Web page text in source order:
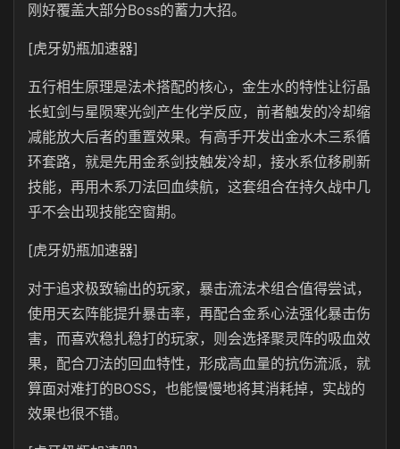
刚好覆盖大部分Boss的蓄力大招。
[虎牙奶瓶加速器]
五行相生原理是法术搭配的核心，金生水的特性让衍晶
长虹剑与星陨寒光剑产生化学反应，前者触发的冷却缩
减能放大后者的重置效果。有高手开发出金水木三系循
环套路，就是先用金系剑技触发冷却，接水系位移刷新
技能，再用木系刀法回血续航，这套组合在持久战中几
乎不会出现技能空窗期。
[虎牙奶瓶加速器]
对于追求极致输出的玩家，暴击流法术组合值得尝试，
使用天玄阵能提升暴击率，再配合金系心法强化暴击伤
害，而喜欢稳扎稳打的玩家，则会选择聚灵阵的吸血效
果，配合刀法的回血特性，形成高血量的抗伤流派，就
算面对难打的BOSS，也能慢慢地将其消耗掉，实战的
效果也很不错。